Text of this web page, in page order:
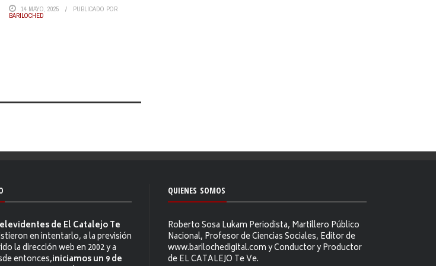
14 MAYO, 2025 PUBLICADO POR
BARILOCHED
de El Catalejo Te
en intentarlo, a la previsión
la dirección web en 2002 y a
entonces,iniciamos un 9 de
QUIENES SOMOS
Roberto Sosa Lukam Periodista, Martillero Público
Nacional, Profesor de Ciencias Sociales, Editor de
www.barilochedigital.com y Conductor y Productor
de EL CATALEJO Te Ve.